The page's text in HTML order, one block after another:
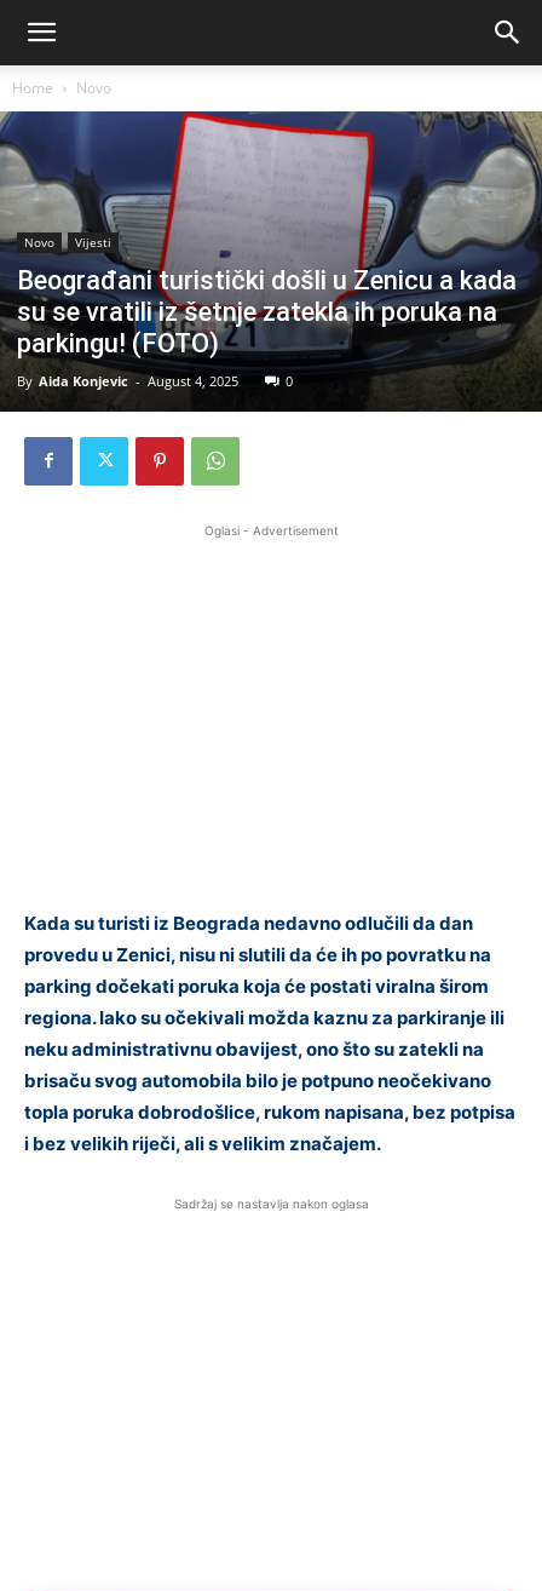
Home Novo
Novo Vijesti
Beograđani turistički došli u Zenicu a kada
su se vratili iz šetnje zatekla ih poruka na
parkingu! (FOTO)
By Aida Konjevic - August 4, 2025 0
Oglasi - Advertisement
Kada su turisti iz Beograda nedavno odlučili da dan
provedu u Zenici, nisu ni slutili da će ih po povratku na
parking dočekati poruka koja će postati viralna širom
regiona. Iako su očekivali možda kaznu za parkiranje ili
neku administrativnu obavijest, ono što su zatekli na
brisaču svog automobila bilo je potpuno neočekivano
topla poruka dobrodošlice, rukom napisana, bez potpisa
i bez velikih riječi, ali s velikim značajem.
Sadržaj se nastavlja nakon oglasa